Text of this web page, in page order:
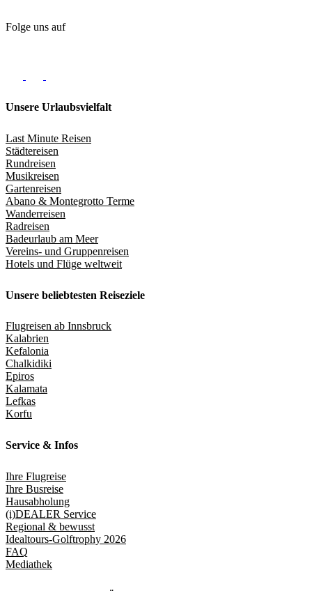
Folge uns auf
Unsere Urlaubsvielfalt
Last Minute Reisen
Städtereisen
Rundreisen
Musikreisen
Gartenreisen
Abano & Montegrotto Terme
Wanderreisen
Radreisen
Badeurlaub am Meer
Vereins- und Gruppenreisen
Hotels und Flüge weltweit
Unsere beliebtesten Reiseziele
Flugreisen ab Innsbruck
Kalabrien
Kefalonia
Chalkidiki
Epiros
Kalamata
Lefkas
Korfu
Service & Infos
Ihre Flugreise
Ihre Busreise
Hausabholung
(i)DEALER Service
Regional & bewusst
Idealtours-Golftrophy 2026
FAQ
Mediathek